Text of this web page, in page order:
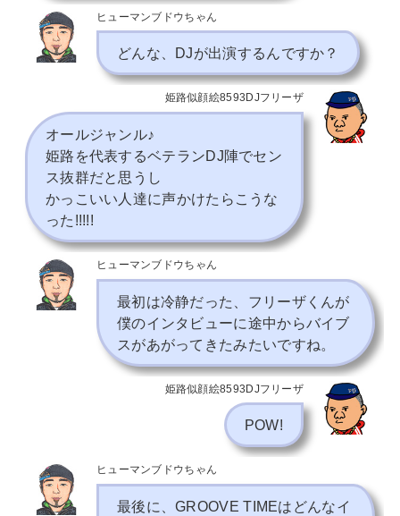
ヒューマンブドウちゃん
どんな、DJが出演するんですか？
姫路似顔絵8593DJフリーザ
オールジャンル♪
姫路を代表するベテランDJ陣でセン
ス抜群だと思うし
かっこいい人達に声かけたらこうな
った!!!!!
ヒューマンブドウちゃん
最初は冷静だった、フリーザくんが
僕のインタビューに途中からバイブ
スがあがってきたみたいですね。
姫路似顔絵8593DJフリーザ
POW!
ヒューマンブドウちゃん
最後に、GROOVE TIMEはどんなイ